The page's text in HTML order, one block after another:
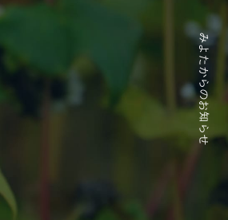
みよたからのお知らせ